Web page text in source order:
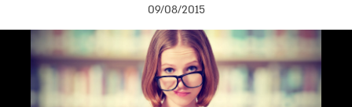
09/08/2015